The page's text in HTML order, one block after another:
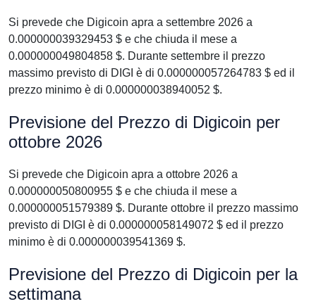
Si prevede che Digicoin apra a settembre 2026 a
0.000000039329453 $ e che chiuda il mese a
0.000000049804858 $. Durante settembre il prezzo
massimo previsto di DIGI è di 0.000000057264783 $ ed il
prezzo minimo è di 0.000000038940052 $.
Previsione del Prezzo di Digicoin per
ottobre 2026
Si prevede che Digicoin apra a ottobre 2026 a
0.000000050800955 $ e che chiuda il mese a
0.000000051579389 $. Durante ottobre il prezzo massimo
previsto di DIGI è di 0.000000058149072 $ ed il prezzo
minimo è di 0.000000039541369 $.
Previsione del Prezzo di Digicoin per la
settimana